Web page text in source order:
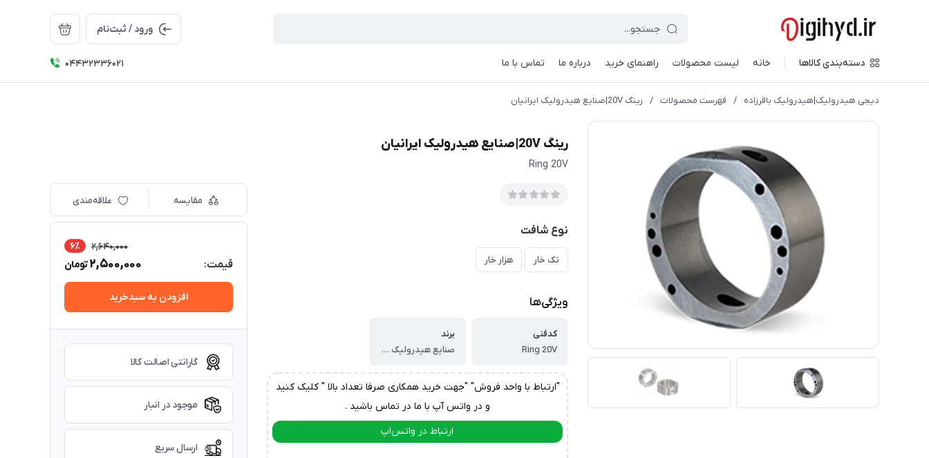
ورود / ثبت‌نام
دسته‌بندی کالاها خانه لیست محصولات راهنمای خرید درباره ما تماس با ما 04432336021
دیجی هیدرولیک|هیدرولیک باقرزاده / فهرست محصولات / رینگ 20V|صنایع هیدرولیک ایرانیان
رینگ 20V|صنایع هیدرولیک ایرانیان
Ring 20V
نوع شافت
تک خار هزار خار
ویژگی‌ها
کدفنی
Ring 20V
برند
صنایع هیدرولیک ایرانیان
"ارتباط با واحد فروش" "جهت خرید همکاری صرفا تعداد بالا " کلیک کنید
و در واتس آپ با ما در تماس باشید .
ارتباط در واتس‌اپ
مقایسه علاقه‌مندی
قیمت:
2,640,000 6٪
2,500,000تومان
افزودن به سبدخرید
گارانتی اصالت کالا
موجود در انبار
ارسال سریع